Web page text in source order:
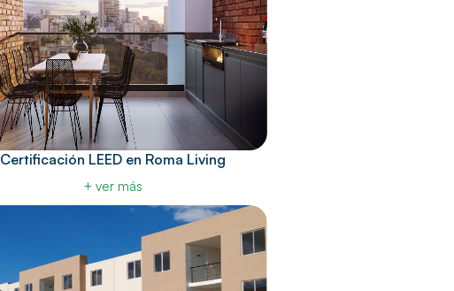
Certificación LEED en Roma Living
+ ver más